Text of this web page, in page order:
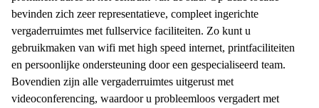
in
Hengelo
Bedrijfsruimte
Huren in
Nijmegen
bevinden zich zeer representatieve, compleet ingerichte
vergaderruimtes met fullservice faciliteiten. Zo kunt u
gebruikmaken van wifi met high speed internet, printfaciliteiten
en persoonlijke ondersteuning door een gespecialiseerd team.
Bovendien zijn alle vergaderruimtes uitgerust met
videoconferencing, waardoor u probleemloos vergadert met